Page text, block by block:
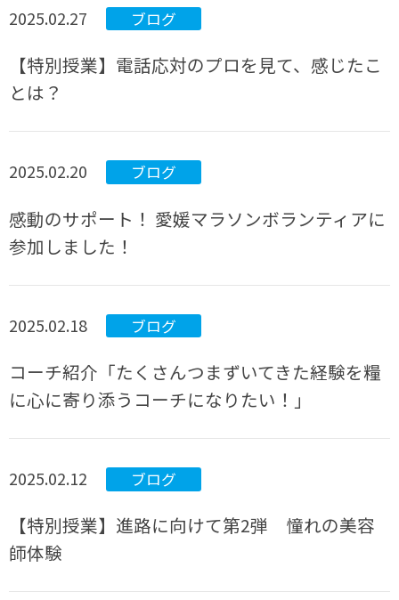
2025.02.27 ブログ
【特別授業】電話応対のプロを見て、感じたこ
とは？
2025.02.20 ブログ
感動のサポート！ 愛媛マラソンボランティアに
参加しました！
2025.02.18 ブログ
コーチ紹介「たくさんつまずいてきた経験を糧
に心に寄り添うコーチになりたい！」
2025.02.12 ブログ
【特別授業】進路に向けて第2弾 憧れの美容
師体験